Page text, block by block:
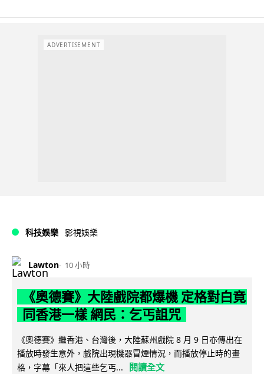
ADVERTISEMENT
科技娛樂 影視娛樂
Lawton 10 小時
《奧德賽》大陸戲院都爆機 定格對白竟
同香港一樣 網民：乞丐詛咒
《奧德賽》繼香港、台灣後，大陸蘇州戲院 8 月 9 日亦傳出在
播放時發生意外，戲院出現機器冒煙情況，而播放停止時的畫
格，字幕「來人把這些乞丐...
閱讀全文